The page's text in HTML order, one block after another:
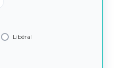
Libéral